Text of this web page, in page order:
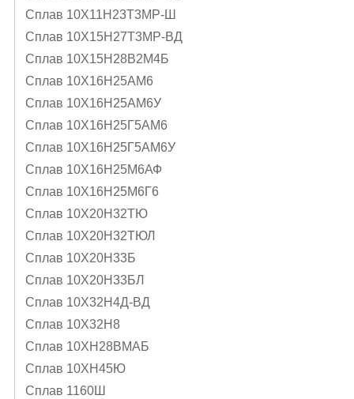
Сплав 10Х11Н23Т3МР-Ш
Сплав 10Х15Н27Т3МР-ВД
Сплав 10Х15Н28В2М4Б
Сплав 10Х16Н25АМ6
Сплав 10Х16Н25АМ6У
Сплав 10Х16Н25Г5АМ6
Сплав 10Х16Н25Г5АМ6У
Сплав 10Х16Н25М6АФ
Сплав 10Х16Н25М6Г6
Сплав 10Х20Н32ТЮ
Сплав 10Х20Н32ТЮЛ
Сплав 10Х20Н33Б
Сплав 10Х20Н33БЛ
Сплав 10Х32Н4Д-ВД
Сплав 10Х32Н8
Сплав 10ХН28ВМАБ
Сплав 10ХН45Ю
Сплав 1160Ш